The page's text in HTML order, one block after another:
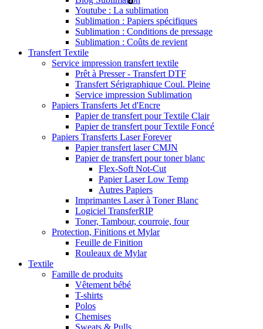
Youtube : La sublimation
Sublimation : Papiers spécifiques
Sublimation : Conditions de pressage
Sublimation : Coûts de revient
Transfert Textile
Service impression transfert textile
Prêt à Presser - Transfert DTF
Transfert Sérigraphique Coul. Pleine
Service impression Sublimation
Papiers Transferts Jet d'Encre
Papier de transfert pour Textile Clair
Papier de transfert pour Textile Foncé
Papiers Transferts Laser Forever
Papier transfert laser CMJN
Papier de transfert pour toner blanc
Flex-Soft Not-Cut
Papier Laser Low Temp
Autres Papiers
Imprimantes Laser à Toner Blanc
Logiciel TransferRIP
Toner, Tambour, courroie, four
Protection, Finitions et Mylar
Feuille de Finition
Rouleaux de Mylar
Textile
Famille de produits
Vêtement bébé
T-shirts
Polos
Chemises